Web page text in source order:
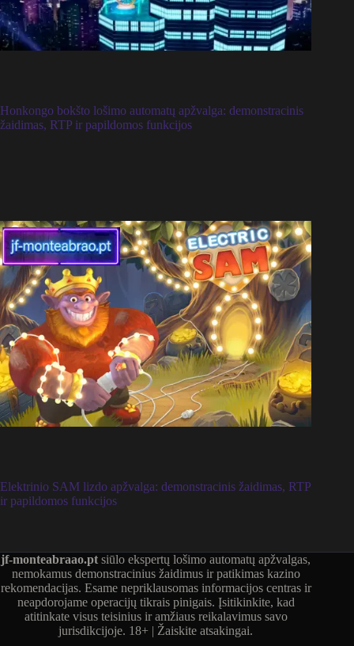
Honkongo bokšto lošimo automatų apžvalga: demonstracinis
žaidimas, RTP ir papildomos funkcijos
Elektrinio SAM lizdo apžvalga: demonstracinis žaidimas, RTP
ir papildomos funkcijos
jf-monteabraao.pt siūlo ekspertų lošimo automatų apžvalgas,
nemokamus demonstracinius žaidimus ir patikimas kazino
rekomendacijas. Esame nepriklausomas informacijos centras ir
neapdorojame operacijų tikrais pinigais. Įsitikinkite, kad
atitinkate visus teisinius ir amžiaus reikalavimus savo
jurisdikcijoje. 18+ | Žaiskite atsakingai.